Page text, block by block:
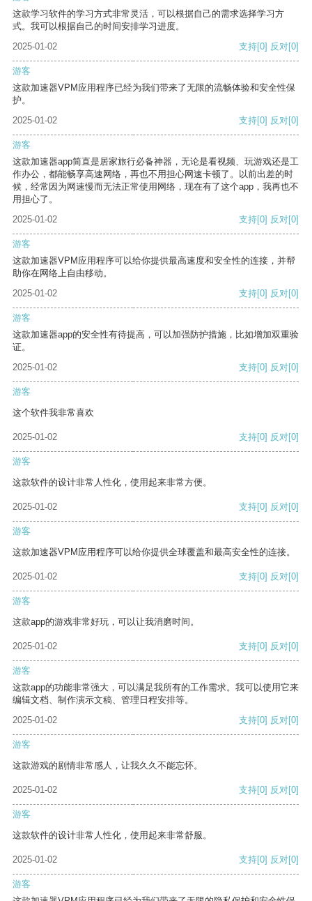
这款学习软件的学习方式非常灵活，可以根据自己的需求选择学习方
式。我可以根据自己的时间安排学习进度。
2025-01-02
支持[0] 反对[0]
游客
这款加速器VPM应用程序已经为我们带来了无限的流畅体验和安全性保
护。
2025-01-02
支持[0] 反对[0]
游客
这款加速器app简直是居家旅行必备神器，无论是看视频、玩游戏还是工
作办公，都能畅享高速网络，再也不用担心网速卡顿了。以前出差的时
候，经常因为网速慢而无法正常使用网络，现在有了这个app，我再也不
用担心了。
2025-01-02
支持[0] 反对[0]
游客
这款加速器VPM应用程序可以给你提供最高速度和安全性的连接，并帮
助你在网络上自由移动。
2025-01-02
支持[0] 反对[0]
游客
这款加速器app的安全性有待提高，可以加强防护措施，比如增加双重验
证。
2025-01-02
支持[0] 反对[0]
游客
这个软件我非常喜欢
2025-01-02 支持[0] 反对[0]
游客
这款软件的设计非常人性化，使用起来非常方便。
2025-01-02 支持[0] 反对[0]
游客
这款加速器VPM应用程序可以给你提供全球覆盖和最高安全性的连接。
2025-01-02 支持[0] 反对[0]
游客
这款app的游戏非常好玩，可以让我消磨时间。
2025-01-02 支持[0] 反对[0]
游客
这款app的功能非常强大，可以满足我所有的工作需求。我可以使用它来
编辑文档、制作演示文稿、管理日程安排等。
2025-01-02
支持[0] 反对[0]
游客
这款游戏的剧情非常感人，让我久久不能忘怀。
2025-01-02 支持[0] 反对[0]
游客
这款软件的设计非常人性化，使用起来非常舒服。
2025-01-02 支持[0] 反对[0]
游客